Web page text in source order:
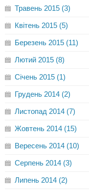
Травень 2015 (3)
Квітень 2015 (5)
Березень 2015 (11)
Лютий 2015 (8)
Січень 2015 (1)
Грудень 2014 (2)
Листопад 2014 (7)
Жовтень 2014 (15)
Вересень 2014 (10)
Серпень 2014 (3)
Липень 2014 (2)